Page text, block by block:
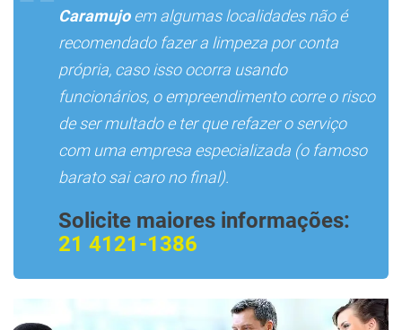
Caramujoem algumas localidades não é
recomendado fazer a limpeza por conta
própria, caso isso ocorra usando
funcionários, o empreendimento corre o risco
de ser multado e ter que refazer o serviço
com uma empresa especializada (o famoso
barato sai caro no final).
Solicite maiores informações:
21 4121-1386